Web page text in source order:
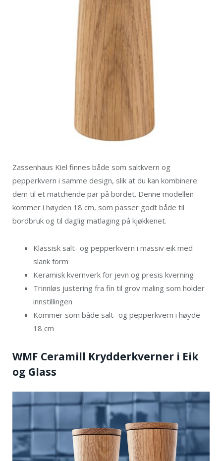
Zassenhaus Kiel finnes både som saltkvern og
pepperkvern i samme design, slik at du kan kombinere
dem til et matchende par på bordet. Denne modellen
kommer i høyden 18 cm, som passer godt både til
bordbruk og til daglig matlaging på kjøkkenet.
Klassisk salt- og pepperkvern i massiv eik med
slank form
Keramisk kvernverk for jevn og presis kverning
Trinnløs justering fra fin til grov maling som holder
innstillingen
Kommer som både salt- og pepperkvern i høyde
18 cm
WMF Ceramill Krydderkverner i Eik
og Glass